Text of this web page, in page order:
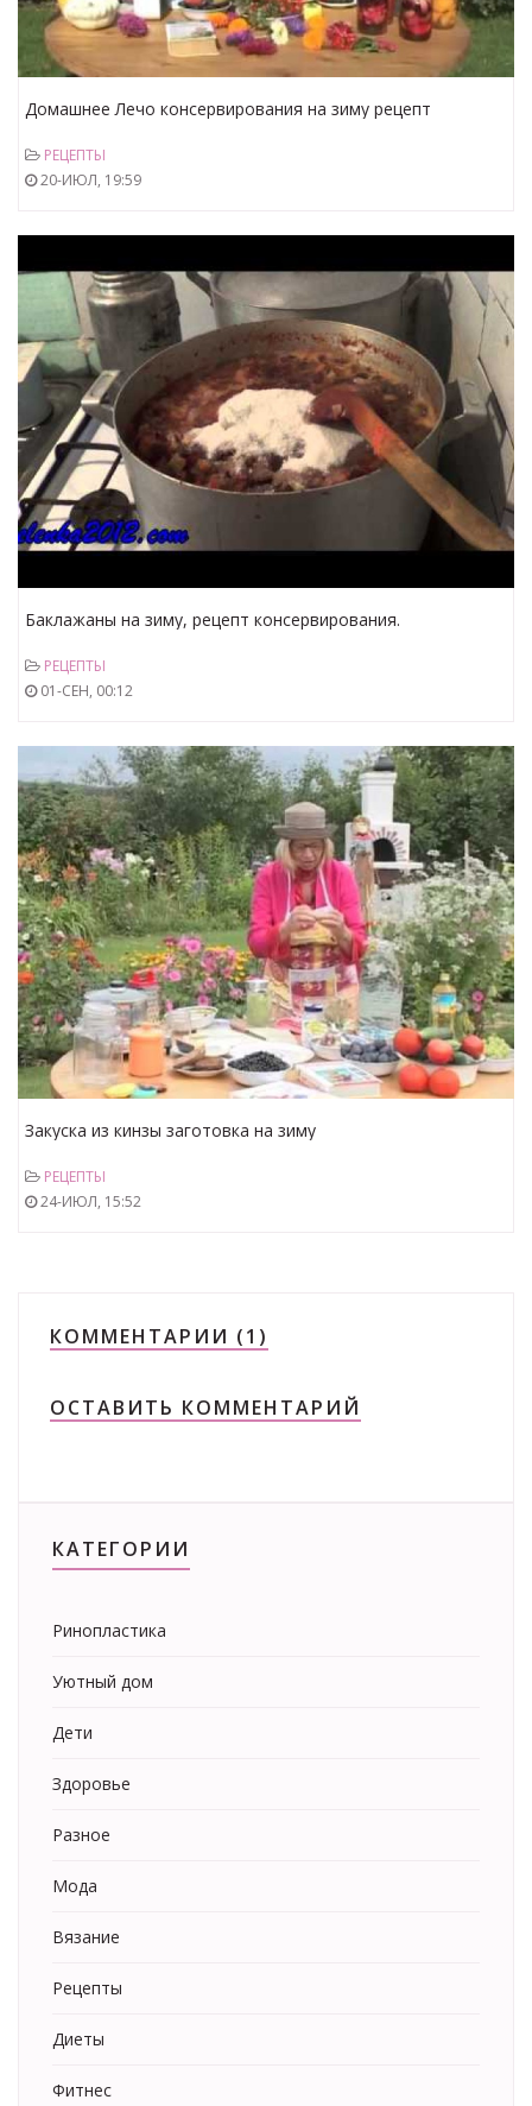
Домашнее Лечо консервирования на зиму рецепт
РЕЦЕПТЫ
20-ИЮЛ, 19:59
Баклажаны на зиму, рецепт консервирования.
РЕЦЕПТЫ
01-СЕН, 00:12
Закуска из кинзы заготовка на зиму
РЕЦЕПТЫ
24-ИЮЛ, 15:52
КОММЕНТАРИИ (1)
ОСТАВИТЬ КОММЕНТАРИЙ
КАТЕГОРИИ
Ринопластика
Уютный дом
Дети
Здоровье
Разное
Мода
Вязание
Рецепты
Диеты
Фитнес